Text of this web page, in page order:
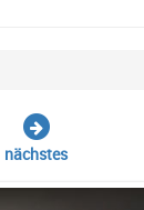
nächstes